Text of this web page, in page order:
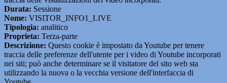
Durata: Sessione
Nome: VISITOR_INFO1_LIVE
Tipologia: analitico
Proprieta: Terza-parte
Descrizione: Questo cookie è impostato da Youtube per tenere
traccia delle preferenze dell'utente per i video di Youtube incorporati
nei siti; può anche determinare se il visitatore del sito web sta
utilizzando la nuova o la vecchia versione dell'interfaccia di